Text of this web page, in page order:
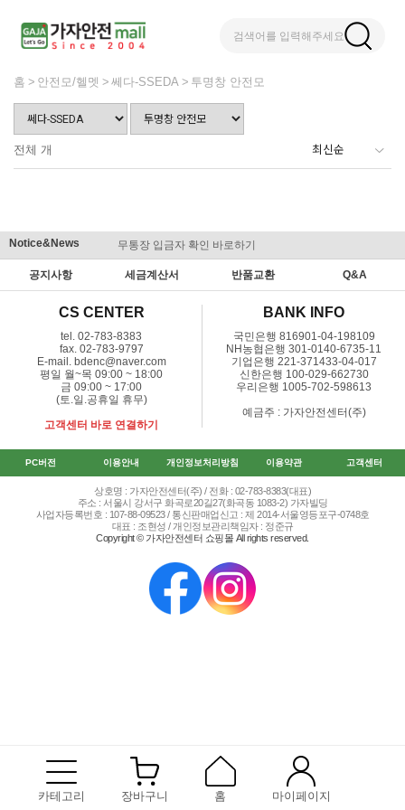
검색어를 입력해주세요
카테고리 장바구니 홈 마이페이지
홈 안전모/헬멧 쎄다-SSEDA 투명창 안전모
전체 개
Notice&News 무통장 입금자 확인 바로하기
공지사항 세금계산서 반품교환 Q&A
CS CENTER
tel. 02-783-8383
fax. 02-783-9797
E-mail. bdenc@naver.com
평일 월~목 09:00 ~ 18:00
금 09:00 ~ 17:00
(토.일.공휴일 휴무)
고객센터 바로 연결하기
BANK INFO
국민은행 816901-04-198109
NH농협은행 301-0140-6735-11
기업은행 221-371433-04-017
신한은행 100-029-662730
우리은행 1005-702-598613
예금주 : 가자안전센터(주)
PC버전 이용안내 개인정보처리방침 이용약관 고객센터
상호명 : 가자안전센터(주) / 전화 : 02-783-8383(대표)
주소 : 서울시 강서구 화곡로20길27(화곡동 1083-2) 가자빌딩
사업자등록번호 : 107-88-09523 / 통신판매업신고 : 제 2014-서울영등포구-0748호
대표 : 조현성 / 개인정보관리책임자 : 정준규
Copyright © 가자안전센터 쇼핑몰 All rights reserved.